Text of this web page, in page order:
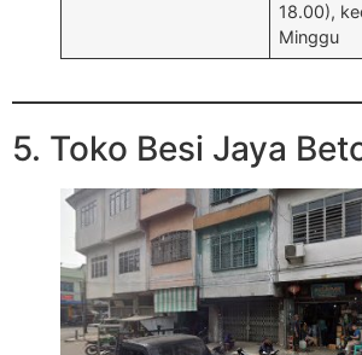
18.00),
Minggu
5. Toko Besi Jaya